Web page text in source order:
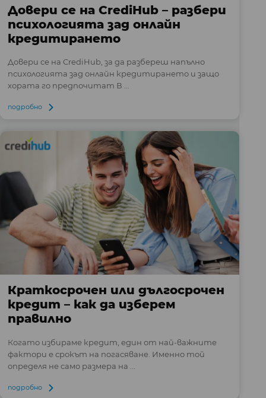
Довери се на CrediHub – разбери
психологията зад онлайн
кредитирането
Довери се на CrediHub, за да разбереш напълно
психологията зад онлайн кредитирането и защо
хората го предпочитат В ...
подробно
Краткосрочен или дългосрочен
кредит – как да изберем
правилно
Когато избираме кредит, един от най-важните
фактори е срокът на погасяване. Именно той
определя не само размера на ...
подробно